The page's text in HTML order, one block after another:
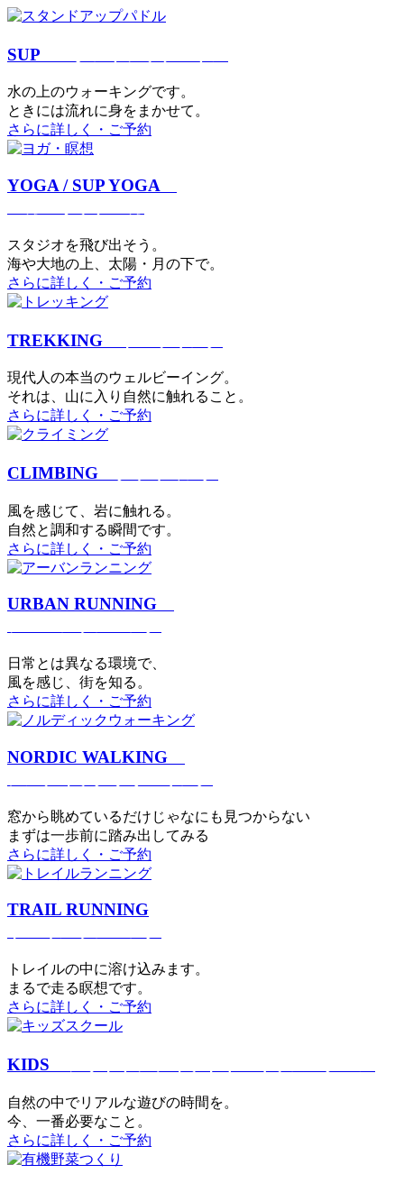
SUP
⽔の上のウォーキングです。
ときには流れに身をまかせて。
さらに詳しく・ご予約
YOGA / SUP YOGA
スタジオを⾶び出そう。
海や大地の上、太陽・⽉の下で。
さらに詳しく・ご予約
TREKKING
現代⼈の本当のウェルビーイング。
それは、⼭に⼊り⾃然に触れること。
さらに詳しく・ご予約
CLIMBING
⾵を感じて、岩に触れる。
⾃然と調和する瞬間です。
さらに詳しく・ご予約
URBAN RUNNING
日常とは異なる環境で、
風を感じ、街を知る。
さらに詳しく・ご予約
NORDIC WALKING
窓から眺めているだけじゃなにも見つからない
まずは一歩前に踏み出してみる
さらに詳しく・ご予約
TRAIL RUNNING
トレイルの中に溶け込みます。
まるで⾛る瞑想です。
さらに詳しく・ご予約
KIDS
⾃然の中でリアルな遊びの時間を。
今、⼀番必要なこと。
さらに詳しく・ご予約